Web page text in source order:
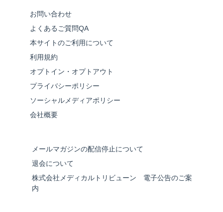
お問い合わせ
よくあるご質問QA
本サイトのご利用について
利用規約
オプトイン・オプトアウト
プライバシーポリシー
ソーシャルメディアポリシー
会社概要
メールマガジンの配信停止について
退会について
株式会社メディカルトリビューン 電子公告のご案
内